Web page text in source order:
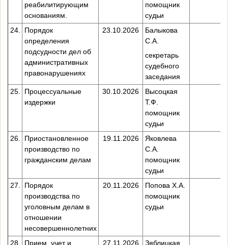
реабилитирующим
основаниям.
помощник
судьи
24.
Порядок
определения
подсудности дел об
административных
правонарушениях
23.10.2026
Балыкова
С.А.
секретарь
судебного
заседания
25.
Процессуальные
издержки
30.10.2026
Высоцкая
Т.Ф.
помощник
судьи
26.
Приостановленное
производство по
гражданским делам
19.11.2026
Яковлева
С.А.
помощник
судьи
27.
Порядок
производства по
уголовным делам в
отношении
несовершеннолетних
20.11.2026
Попова Х.А.
помощник
судьи
28.
Прием, учет и
27.11.2026
Зяблицкая